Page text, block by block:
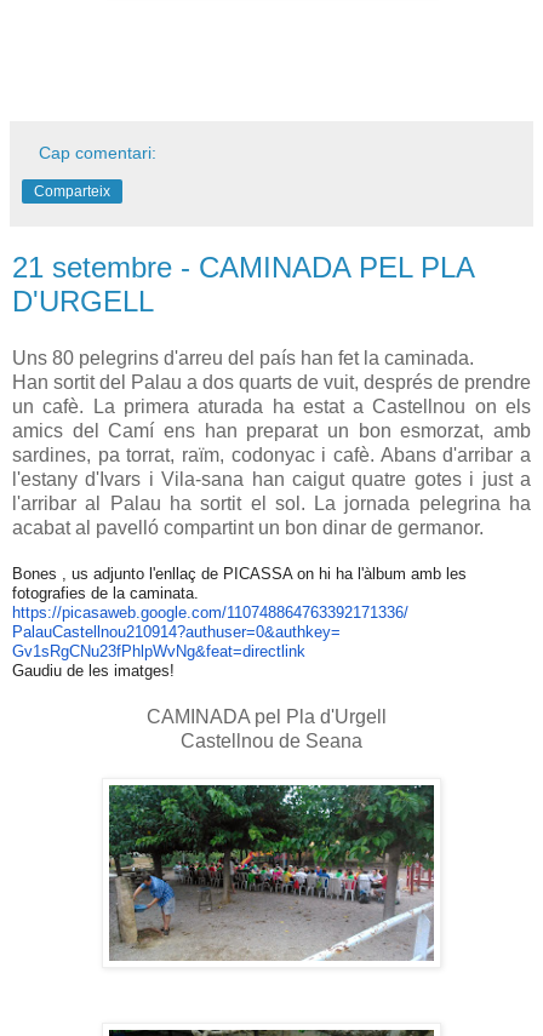
Cap comentari:
Comparteix
21 setembre - CAMINADA PEL PLA
D'URGELL
Uns 80 pelegrins d'arreu del país han fet la caminada.
Han sortit del Palau a dos quarts de vuit, després de prendre
un cafè. La primera aturada ha estat a Castellnou on els
amics del Camí ens han preparat un bon esmorzat, amb
sardines, pa torrat, raïm, codonyac i cafè. Abans d'arribar a
l'estany d'Ivars i Vila-sana han caigut quatre gotes i just a
l'arribar al Palau ha sortit el sol. La jornada pelegrina ha
acabat al pavelló compartint un bon dinar de germanor.
Bones , us adjunto l'enllaç de PICASSA on hi ha l'àlbum amb les
fotografies de la caminata.
https://picasaweb.google.com/110748864763392171336/
PalauCastellnou210914?authuser=0&authkey=
Gv1sRgCNu23fPhlpWvNg&feat=directlink
Gaudiu de les imatges!
CAMINADA pel Pla d'Urgell
Castellnou de Seana